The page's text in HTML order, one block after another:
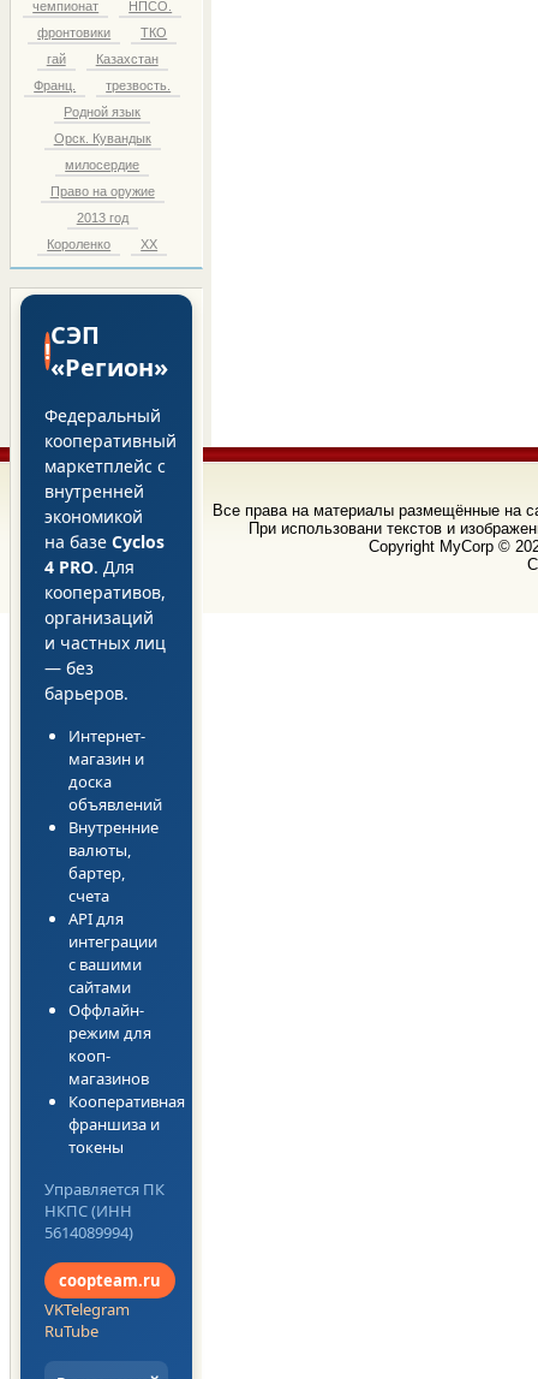
чемпионат
НПСО.
фронтовики
ТКО
гай
Казахстан
Франц.
трезвость.
Родной язык
Орск. Кувандык
милосердие
Право на оружие
2013 год
Короленко
ХХ
!СЭП
«Регион»
Федеральный
кооперативный
маркетплейс с
внутренней
экономикой
на базе Cyclos
4 PRO. Для
кооперативов,
организаций
и частных лиц
— без
барьеров.
Интернет-
магазин и
доска
объявлений
Внутренние
валюты,
бартер,
счета
API для
интеграции
с вашими
сайтами
Оффлайн-
режим для
кооп-
магазинов
Кооперативная
франшиза и
токены
Управляется ПК
НКПС (ИНН
5614089994)
coopteam.ru
VKTelegram
RuTube
Все права на материалы размещённые на
При использовани текстов и
Copyright MyCorp ©